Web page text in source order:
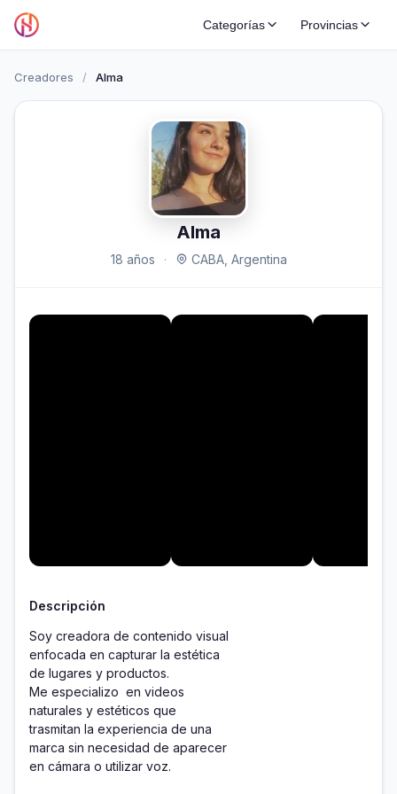
Categorías Provincias
Creadores / Alma
Alma
18 años · CABA, Argentina
Descripción
Soy creadora de contenido visual
enfocada en capturar la estética
de lugares y productos.
Me especializo  en videos
naturales y estéticos que
trasmitan la experiencia de una
marca sin necesidad de aparecer
en cámara o utilizar voz.